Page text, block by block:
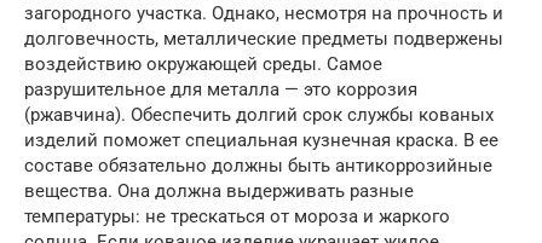
загородного участка. Однако, несмотря на прочность и
долговечность, металлические предметы подвержены
воздействию окружающей среды. Самое
разрушительное для металла — это коррозия
(ржавчина). Обеспечить долгий срок службы кованых
изделий поможет специальная кузнечная краска. В ее
составе обязательно должны быть антикоррозийные
вещества. Она должна выдерживать разные
температуры: не трескаться от мороза и жаркого